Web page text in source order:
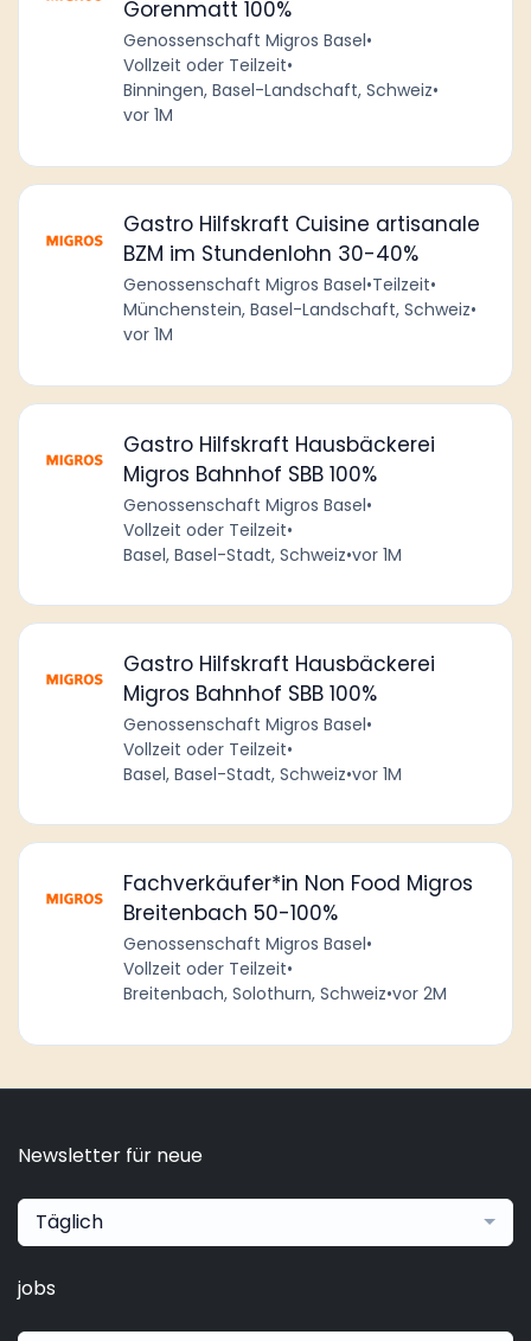
Gorenmatt 100%
Genossenschaft Migros Basel•
Vollzeit oder Teilzeit•
Binningen, Basel-Landschaft, Schweiz•
vor 1M
Gastro Hilfskraft Cuisine artisanale
BZM im Stundenlohn 30-40%
Genossenschaft Migros Basel•Teilzeit•
Münchenstein, Basel-Landschaft, Schweiz•
vor 1M
Gastro Hilfskraft Hausbäckerei
Migros Bahnhof SBB 100%
Genossenschaft Migros Basel•
Vollzeit oder Teilzeit•
Basel, Basel-Stadt, Schweiz•vor 1M
Gastro Hilfskraft Hausbäckerei
Migros Bahnhof SBB 100%
Genossenschaft Migros Basel•
Vollzeit oder Teilzeit•
Basel, Basel-Stadt, Schweiz•vor 1M
Fachverkäufer*in Non Food Migros
Breitenbach 50-100%
Genossenschaft Migros Basel•
Vollzeit oder Teilzeit•
Breitenbach, Solothurn, Schweiz•vor 2M
Newsletter für neue
Täglich
jobs